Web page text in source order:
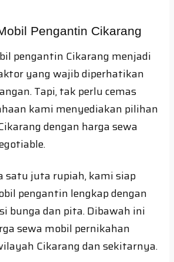
Pengantin Cikarang
pengantin Cikarang menjadi
yang wajib diperhatikan
Tapi, tak perlu cemas
kami menyediakan pilihan
dengan harga sewa
satu juta rupiah, kami siap
pengantin lengkap dengan
bunga dan pita. Dibawah ini
sewa mobil pernikahan
Cikarang dan sekitarnya.